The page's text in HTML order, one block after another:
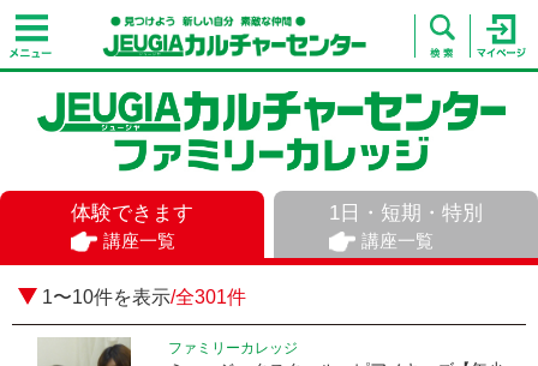
体験できます
講座一覧
1日・短期・特別
講座一覧
1〜10件を表示/全301件
ファミリーカレッジ